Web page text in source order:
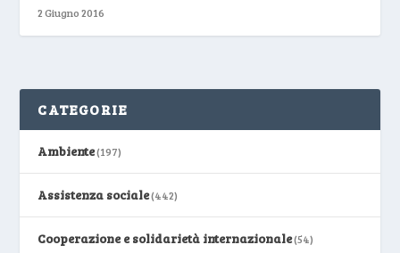
2 Giugno 2016
CATEGORIE
Ambiente(197)
Assistenza sociale(442)
Cooperazione e solidarietà internazionale(54)